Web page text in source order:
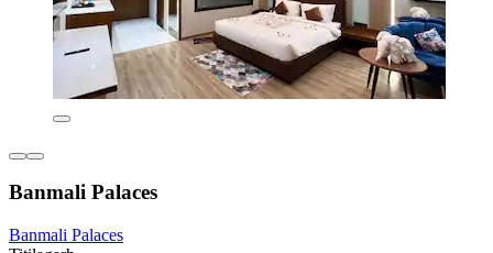
Banmali Palaces
Banmali Palaces